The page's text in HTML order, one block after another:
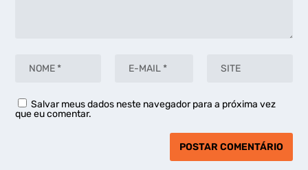
Salvar meus dados neste navegador para a próxima vez
que eu comentar.